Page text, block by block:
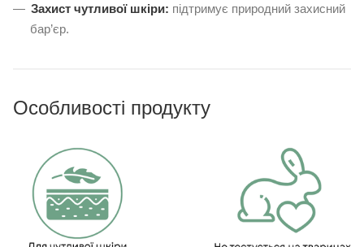
Захист чутливої шкіри: підтримує природний захисний
бар’єр.
Особливості продукту